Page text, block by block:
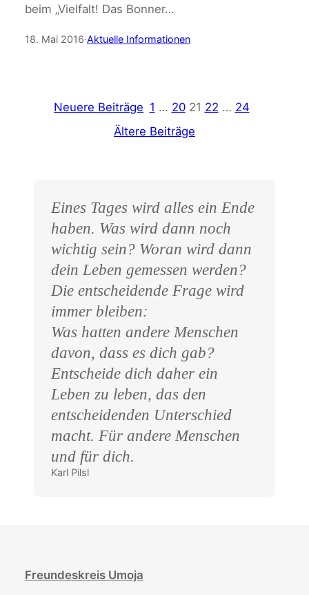
beim „Vielfalt! Das Bonner…
18. Mai 2016·Aktuelle Informationen
Neuere Beiträge 1 … 20 21 22 … 24
Ältere Beiträge
Eines Tages wird alles ein Ende
haben. Was wird dann noch
wichtig sein? Woran wird dann
dein Leben gemessen werden?
Die entscheidende Frage wird
immer bleiben:
Was hatten andere Menschen
davon, dass es dich gab?
Entscheide dich daher ein
Leben zu leben, das den
entscheidenden Unterschied
macht. Für andere Menschen
und für dich.
Karl Pilsl
Freundeskreis Umoja